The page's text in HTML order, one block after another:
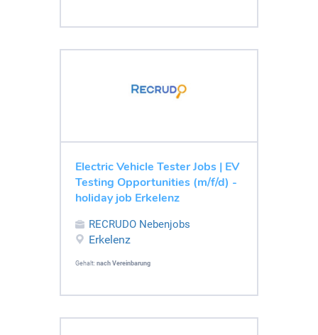
Electric Vehicle Tester Jobs | EV
Testing Opportunities (m/f/d) -
holiday job Erkelenz
RECRUDO Nebenjobs
Erkelenz
Gehalt: nach Vereinbarung